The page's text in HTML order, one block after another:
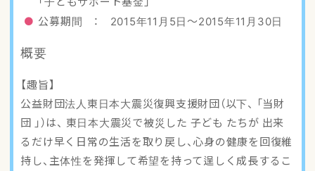
公募期間 ： 2015年11月5日〜2015年11月30日
概要
【趣旨】
公益財団法人東日本大震災復興支援財団（以下、 「当財
団 」）は、 東日本大震災で被災した 子ども たちが 出来
るだけ早く日常の生活を取り戻し、心身の健康を回復維
持し、主体性を発揮して希望を持って逞しく成長するこ